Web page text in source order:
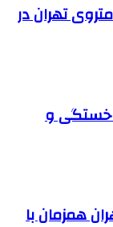
با متروی تهران در
خستگی و
تهران همزمان با